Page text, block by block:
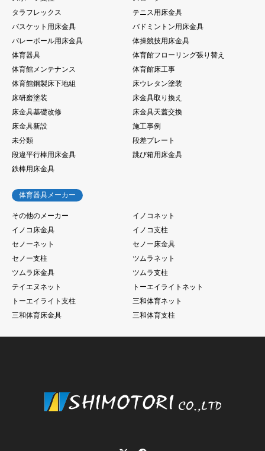
タラフレックス
テニス用床金具
バスケット用床金具
バドミントン用床金具
バレーボール用床金具
体操競技用床金具
体育器具
体育館フローリング張り替え
体育館メンテナンス
体育館床工事
体育館鋼製床下地組
床ウレタン塗装
床研磨塗装
床金具取り換え
床金具基礎改修
床金具天蓋交換
床金具新設
施工事例
未分類
段差プレート
段違平行棒用床金具
跳び箱用床金具
鉄棒用床金具
体育器具メーカー
その他のメーカー
イノコネット
イノコ床金具
イノコ支柱
セノーネット
セノー床金具
セノー支柱
ツムラネット
ツムラ床金具
ツムラ支柱
テイエヌネット
トーエイライトネット
トーエイライト支柱
三和体育ネット
三和体育床金具
三和体育支柱